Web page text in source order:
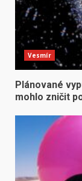
Vesmír
Plánované
mohlo zničit